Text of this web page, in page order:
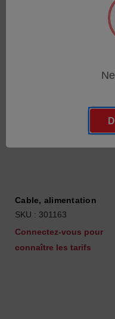
Cable, alimentation
SKU : 301163
Connectez-vous pour
connaître les tarifs